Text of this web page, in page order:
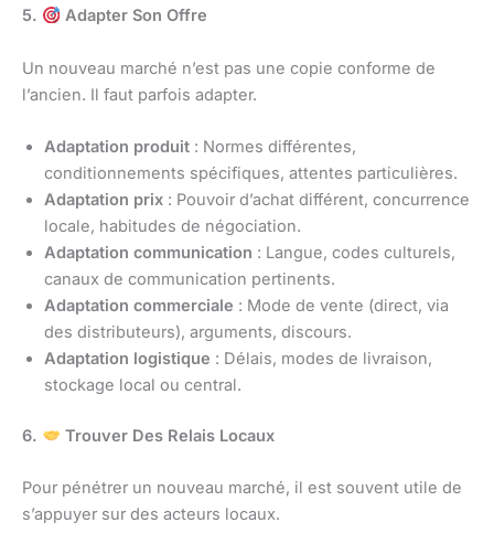
5. Adapter Son Offre
Un nouveau marché n’est pas une copie conforme de
l’ancien. Il faut parfois adapter.
Adaptation produit : Normes différentes,
conditionnements spécifiques, attentes particulières.
Adaptation prix : Pouvoir d’achat différent, concurrence
locale, habitudes de négociation.
Adaptation communication : Langue, codes culturels,
canaux de communication pertinents.
Adaptation commerciale : Mode de vente (direct, via
des distributeurs), arguments, discours.
Adaptation logistique : Délais, modes de livraison,
stockage local ou central.
6. Trouver Des Relais Locaux
Pour pénétrer un nouveau marché, il est souvent utile de
s’appuyer sur des acteurs locaux.